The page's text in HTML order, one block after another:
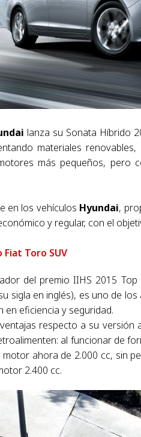
lanza su Sonata Híbrido
materiales
más pequeños, pero
en los vehículos Hyundai,
y regular, con el
Fiat Toro SUV
del premio IIHS 2015
sigla en inglés), es uno de
eficiencia y seguridad.
respecto a su versión
al funcionar de
ahora de 2.000 cc, sin
2.400 cc.